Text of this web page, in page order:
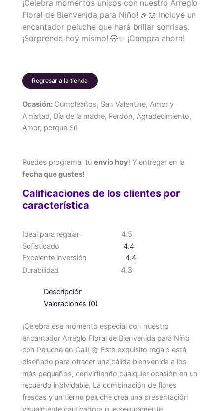
Bienvenida
para
Niño
con
¡Celebra momentos únicos con nuestro Arreglo
Floral de Bienvenida para Niño! 🎉🌼 Incluye un
encantador peluche que hará brillar sonrisas.
¡Sorprende hoy mismo! 🧸✨ ¡Compra ahora!
Regresar a la tienda
Ocasión: Cumpleaños, San Valentine, Amor y
Amistad, Día de la madre, Perdón, Agradecimiento,
Amor, porque Sí!
Puedes programar tu envío hoy! Y entregar en la
fecha que gustes!
Calificaciones de los clientes por
característica
Ideal para regalar
4.5
Sofisticado
4.4
Excelente inversión
4.4
Durabilidad
4.3
Descripción
Valoraciones (0)
¡Celebra ese momento especial con nuestro
encantador Arreglo Floral de Bienvenida para Niño
con Peluche en Cali! 🌼 Este exquisito regalo está
diseñado para ofrecer una cálida bienvenida a los
más pequeños, convirtiendo cualquier ocasión en un
recuerdo inolvidable. La combinación de flores
frescas y un tierno peluche crea una presentación
visualmente cautivadora que seguramente